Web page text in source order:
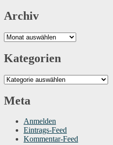
Archiv
Archiv
Kategorien
Kategorien
Meta
Anmelden
Eintrags-Feed
Kommentar-Feed